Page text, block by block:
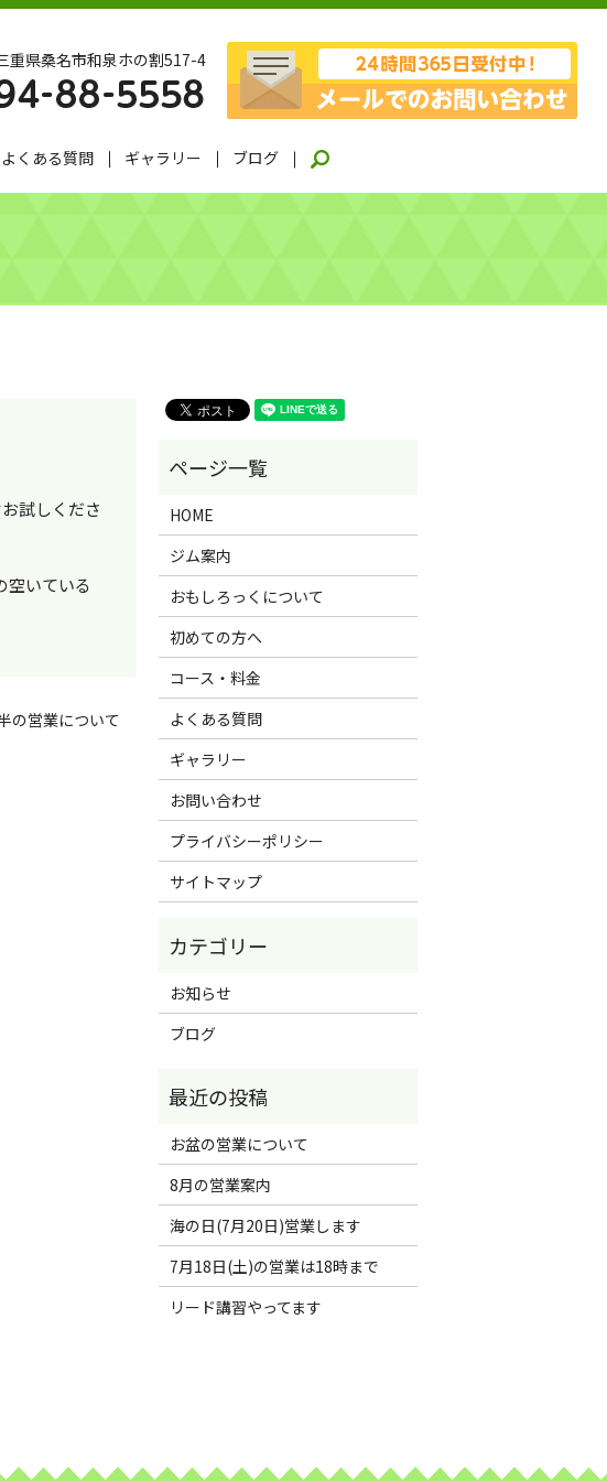
県桑名市和泉ホの割517-4
よくある質問 ギャラリー ブログ
試しくださ
空いている
の営業について
HOME
ジム案内
おもしろっくについて
初めての方へ
コース・料金
よくある質問
ギャラリー
お問い合わせ
プライバシーポリシー
サイトマップ
お知らせ
ブログ
お盆の営業について
8月の営業案内
海の日(7月20日)営業します
7月18日(土)の営業は18時まで
リード講習やってます